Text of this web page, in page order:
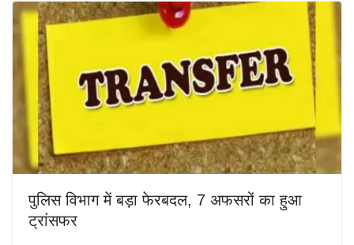
पुलिस विभाग में बड़ा फेरबदल, 7 अफसरों का हुआ
ट्रांसफर